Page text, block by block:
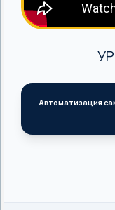
Автоматизация